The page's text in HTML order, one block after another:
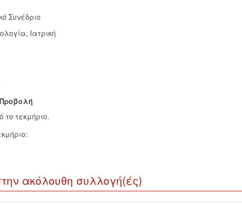
Συνέδριο
Ιατρική
Προβολή
τεκμήριο.
ακόλουθη συλλογή(ές)